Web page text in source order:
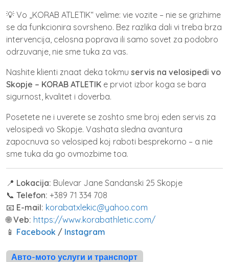
💡 Vo „KORAB ATLETIK“ velime: vie vozite – nie se grizhime
se da funkcionira sovrsheno. Bez razlika dali vi treba brza
intervencija, celosna poprava ili samo sovet za podobro
odrzuvanje, nie sme tuka za vas.
Nashite klienti znaat deka tokmu servis na velosipedi vo
Skopje – KORAB ATLETIK e prviot izbor koga se bara
sigurnost, kvalitet i doverba.
Posetete ne i uverete se zoshto sme broj eden servis za
velosipedi vo Skopje. Vashata sledna avantura
zapocnuva so velosiped koj raboti besprekorno – a nie
sme tuka da go ovmozbime toa.
📍 Lokacija: Bulevar Jane Sandanski 25 Skopje
📞 Telefon: +389 71 334 708
📧 E-mail: korabatxlekic@yahoo.com
🌐Veb: https://www.korabathletic.com/
📱 Facebook / Instagram
Авто-мото услуги и транспорт